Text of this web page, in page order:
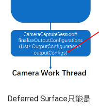
Deferred Surface只能是